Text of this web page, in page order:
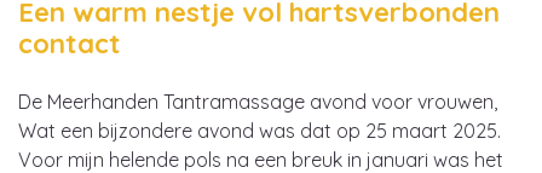
Een warm nestje vol hartsverbonden
contact
De Meerhanden Tantramassage avond voor vrouwen,
Wat een bijzondere avond was dat op 25 maart 2025.
Voor mijn helende pols na een breuk in januari was het